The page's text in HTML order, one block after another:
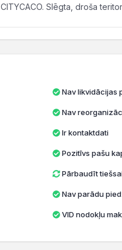
CITYCACO. Slēgta, droša
Nav likvidācijas
Nav
Ir kontaktdati
Pozitīvs pašu
Pārbaudīt
Nav parādu
VID nodokļu